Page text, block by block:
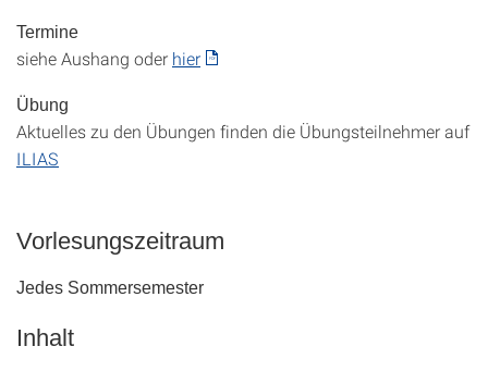
Termine
siehe Aushang oder hier
Übung
Aktuelles zu den Übungen finden die Übungsteilnehmer auf
ILIAS
Vorlesungszeitraum
Jedes Sommersemester
Inhalt